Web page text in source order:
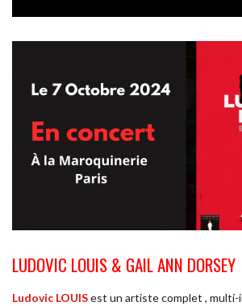
LUDOVIC LOUIS & GAIL ANN DORSEY
Ludovic LOUISest un artiste complet ,